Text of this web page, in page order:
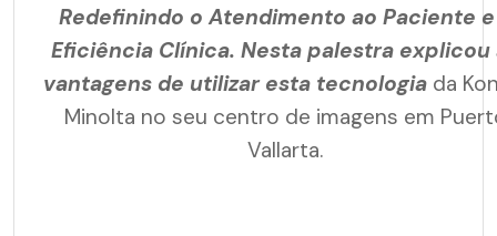
Redefinindo o Atendimento ao Paciente
Eficiência Clínica. Nesta palestra explicou
vantagens de utilizar esta tecnologia da
Minolta no seu centro de imagens em
Vallarta.